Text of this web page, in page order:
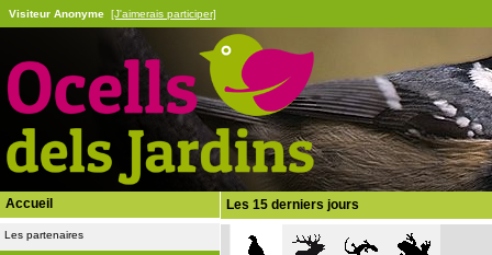
Visiteur Anonyme [J'aimerais participer]
Accueil
Les partenaires
Les 15 derniers jours